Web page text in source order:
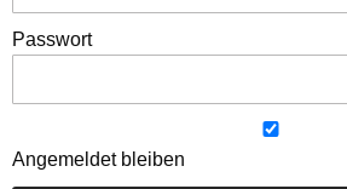
Passwort
Angemeldet bleiben